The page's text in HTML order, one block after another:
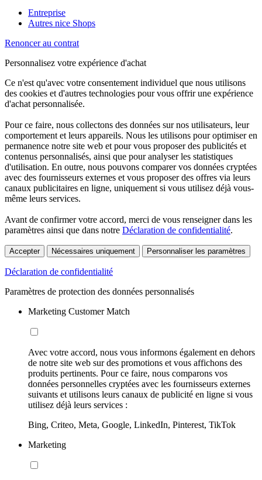
Entreprise
Autres nice Shops
Renoncer au contrat
Personnalisez votre expérience d'achat
Ce n'est qu'avec votre consentement individuel que nous utilisons
des cookies et d'autres technologies pour vous offrir une expérience
d'achat personnalisée.
Pour ce faire, nous collectons des données sur nos utilisateurs, leur
comportement et leurs appareils. Nous les utilisons pour optimiser en
permanence notre site web et pour vous proposer des publicités et
contenus personnalisés, ainsi que pour analyser les statistiques
d'utilisation. En outre, nous pouvons comparer vos données cryptées
avec des fournisseurs externes et vous proposer des offres via leurs
canaux publicitaires en ligne, uniquement si vous utilisez déjà vous-
même leurs services.
Avant de confirmer votre accord, merci de vous renseigner dans les
paramètres ainsi que dans notre Déclaration de confidentialité.
Accepter Nécessaires uniquement Personnaliser les paramètres
Déclaration de confidentialité
Paramètres de protection des données personnalisés
Marketing Customer Match
Avec votre accord, nous vous informons également en dehors
de notre site web sur des promotions et vous affichons des
produits pertinents. Pour ce faire, nous comparons vos
données personnelles cryptées avec les fournisseurs externes
suivants et utilisons leurs canaux de publicité en ligne si vous
utilisez déjà leurs services :
Bing, Criteo, Meta, Google, LinkedIn, Pinterest, TikTok
Marketing